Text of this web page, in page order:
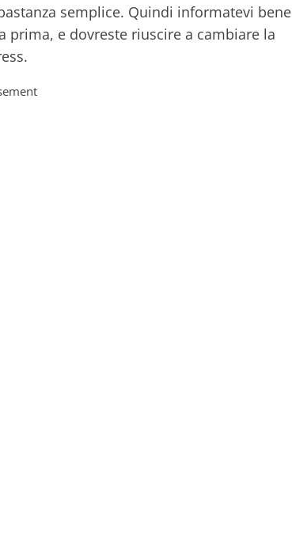
semplice. Quindi informatevi bene
e dovreste riuscire a cambiare la